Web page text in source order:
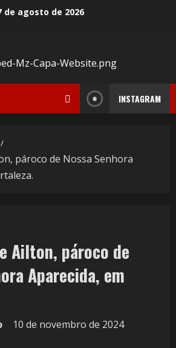
de agosto de 2026
INSTAGRAM
pároco de Nossa Senhora
Ailton, pároco de
Aparecida, em
10 de novembro de 2024